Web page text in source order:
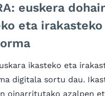
euskera
eta irakasteko
ikasteko eta
digitala sortu dau.
oinarritutako azalpen